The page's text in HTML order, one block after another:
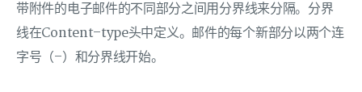
带附件的电子邮件的不同部分之间用分界线来分隔。分界
线在Content–type头中定义。邮件的每个新部分以两个连
字号（–）和分界线开始。